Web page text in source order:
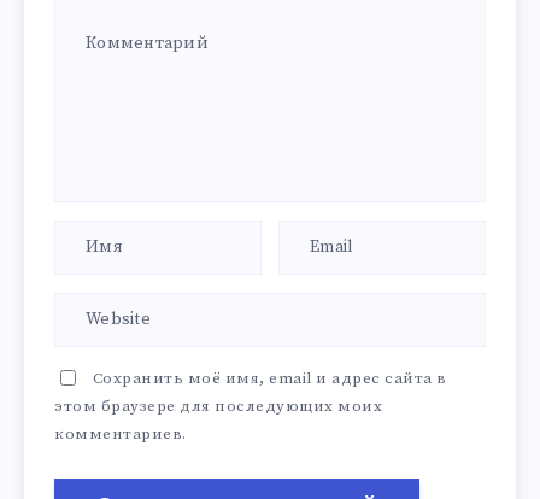
Сохранить моё имя, email и адрес сайта в
этом браузере для последующих моих
комментариев.